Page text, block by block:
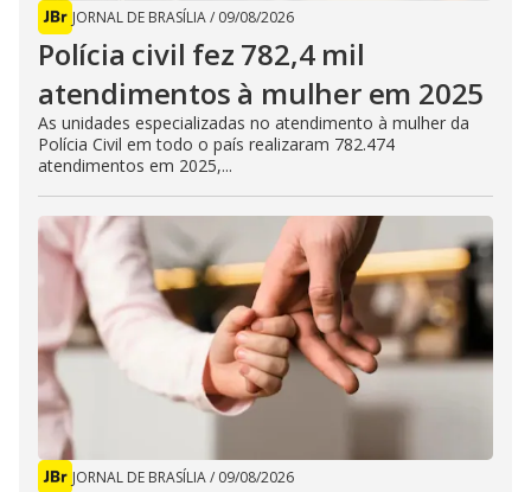
JORNAL DE BRASÍLIA/ 09/08/2026
Polícia civil fez 782,4 mil
atendimentos à mulher em 2025
As unidades especializadas no atendimento à mulher da
Polícia Civil em todo o país realizaram 782.474
atendimentos em 2025,...
JORNAL DE BRASÍLIA/ 09/08/2026